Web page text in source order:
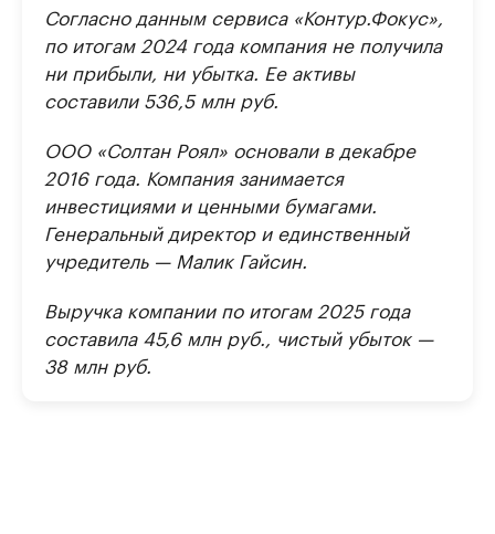
Согласно данным сервиса «Контур.Фокус»,
по итогам 2024 года компания не получила
ни прибыли, ни убытка. Ее активы
составили 536,5 млн руб.
ООО «Солтан Роял» основали в декабре
2016 года. Компания занимается
инвестициями и ценными бумагами.
Генеральный директор и единственный
учредитель — Малик Гайсин.
Выручка компании по итогам 2025 года
составила 45,6 млн руб., чистый убыток —
38 млн руб.